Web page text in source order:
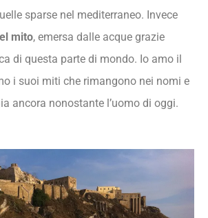
sparse nel mediterraneo. Invece
mito, emersa dalle acque grazie
di questa parte di mondo. Io amo il
i suoi miti che rimangono nei nomi e
ancora nonostante l’uomo di oggi.